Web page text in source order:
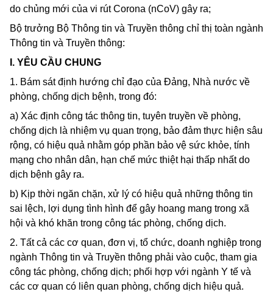
do chủng mới của vi rútCorona (nCoV) gây ra;
Bộ trưởng Bộ Thông tin và Truyền thông chỉ thị toàn ngành
Thông tin và Truyền thông:
I. YÊU CẦU CHUNG
1. Bám sát định hướng chỉ đạo của Đảng, Nhà nước về
phòng, chống dịch bệnh, trong đó:
a) Xác định công tác thông tin, tuyên truyền về phòng,
chống dịch là nhiệm vụ quan trọng, bảo đảm thực hiện sâu
rộng, có hiệu quả nhằm góp phần bảo vệ sức khỏe, tính
mạng cho nhân dân, hạn chế mức thiệt hại thấp nhất do
dịch bệnh gây ra.
b) Kịp thời ngăn chặn, xử lý có hiệu quả những thông tin
sai lệch, lợi dụng tình hình để gây hoang mang trong xã
hội và khó khăn trong công tác phòng, chống dịch.
2. Tất cả các cơ quan, đơn vị, tổ chức, doanh nghiệp trong
ngành Thông tin và Truyền thông phải vào cuộc, tham gia
công tác phòng, chống dịch; phối hợp với ngành Y tế và
các cơ quan có liên quan phòng, chống dịch hiệu quả.